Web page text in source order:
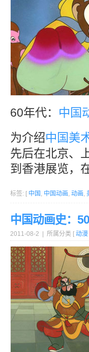
60年代： 中国
为介绍中国美
先后在北京、
到香港展览，
标签: [ 中国 , 中国动画, 动画,
中国动画史：
2011-08-2 | 所属分类 [ 动漫